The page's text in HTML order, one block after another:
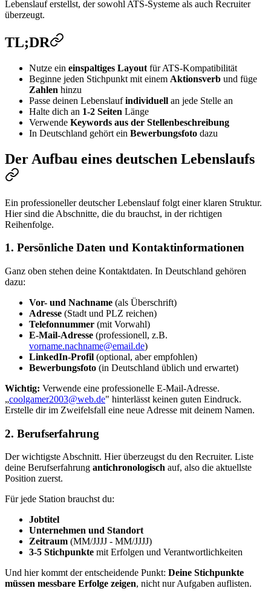
Lebenslauf erstellst, der sowohl ATS-Systeme als auch Recruiter
überzeugt.
TL;DR
Nutze ein einspaltiges Layout für ATS-Kompatibilität
Beginne jeden Stichpunkt mit einem Aktionsverb und füge
Zahlen hinzu
Passe deinen Lebenslaufindividuell an jede Stelle an
Halte dich an 1-2 Seiten Länge
Verwende Keywords aus der Stellenbeschreibung
In Deutschland gehört ein Bewerbungsfoto dazu
Der Aufbau eines deutschen Lebenslaufs
Ein professioneller deutscher Lebenslauf folgt einer klaren Struktur.
Hier sind die Abschnitte, die du brauchst, in der richtigen
Reihenfolge.
1. Persönliche Daten und Kontaktinformationen
Ganz oben stehen deine Kontaktdaten. In Deutschland gehören
dazu:
Vor- und Nachname (als Überschrift)
Adresse (Stadt und PLZ reichen)
Telefonnummer (mit Vorwahl)
E-Mail-Adresse (professionell, z.B.
vorname.nachname@email.de)
LinkedIn-Profil (optional, aber empfohlen)
Bewerbungsfoto (in Deutschland üblich und erwartet)
Wichtig: Verwende eine professionelle E-Mail-Adresse.
„coolgamer2003@web.de" hinterlässt keinen guten Eindruck.
Erstelle dir im Zweifelsfall eine neue Adresse mit deinem Namen.
2. Berufserfahrung
Der wichtigste Abschnitt. Hier überzeugst du den Recruiter. Liste
deine Berufserfahrung antichronologisch auf, also die aktuellste
Position zuerst.
Für jede Station brauchst du:
Jobtitel
Unternehmen und Standort
Zeitraum (MM/JJJJ - MM/JJJJ)
3-5 Stichpunkte mit Erfolgen und Verantwortlichkeiten
Und hier kommt der entscheidende Punkt: Deine Stichpunkte
müssen messbare Erfolge zeigen, nicht nur Aufgaben auflisten.